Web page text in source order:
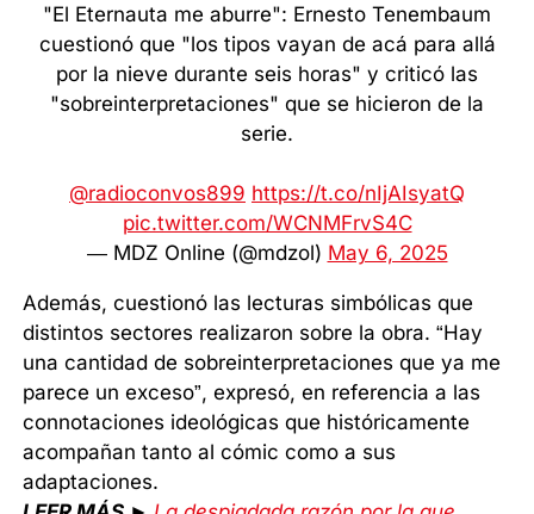
"El Eternauta me aburre": Ernesto Tenembaum
cuestionó que "los tipos vayan de acá para allá
por la nieve durante seis horas" y criticó las
"sobreinterpretaciones" que se hicieron de la
serie.
@radioconvos899 https://t.co/nIjAIsyatQ
pic.twitter.com/WCNMFrvS4C
— MDZ Online (@mdzol) May 6, 2025
Además, cuestionó las lecturas simbólicas que
distintos sectores realizaron sobre la obra. “Hay
una cantidad de sobreinterpretaciones que ya me
parece un exceso”, expresó, en referencia a las
connotaciones ideológicas que históricamente
acompañan tanto al cómic como a sus
adaptaciones.